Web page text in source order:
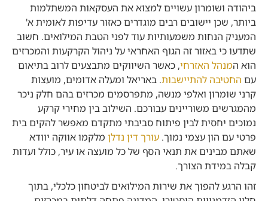
ביהודה ושומרון עשויים למצוא את העסקאות המשתלמות
ביותר, שכן יישובים רבים מוגדרים כאזור עדיפות לאומית א'
המעניק הנחות משמעותיות עוד לפני הטבת המילואים. חשוב
שתדעו כי באזור זה הגוף האחראי על ניהול הקרקעות והמכרזים
הוא המנהל האזרחי, כאשר השיווקים מתבצעים לרוב בתיאום
עם החטיבה להתיישבות. באריאל ומעלה אדומים, מועצות
קרני שומרון ואלפי מנשה, מתפרסמים מכרזים בהם חלק ניכר
מהמגרשים משוריינים עבורכם. השילוב בין מחירי קרקע
נמוכים יחסית לבין פיתוח סביבתי מתקדם מאפשר להקים בית
פרטי עם הון עצמי נמוך. עורך דין נדלן מלקמו אווקה יוודא
שאתם מבינים את תנאי הסף של כל מועצה או עיר, כולל ועדות
קבלה במידת הצורך.
זהו הרגע להפוך את שירות המילואים לביטחון כלכלי, בתוך